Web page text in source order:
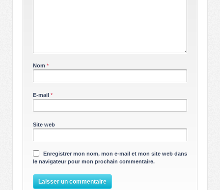
Nom *
E-mail *
Site web
Enregistrer mon nom, mon e-mail et mon site web dans
le navigateur pour mon prochain commentaire.